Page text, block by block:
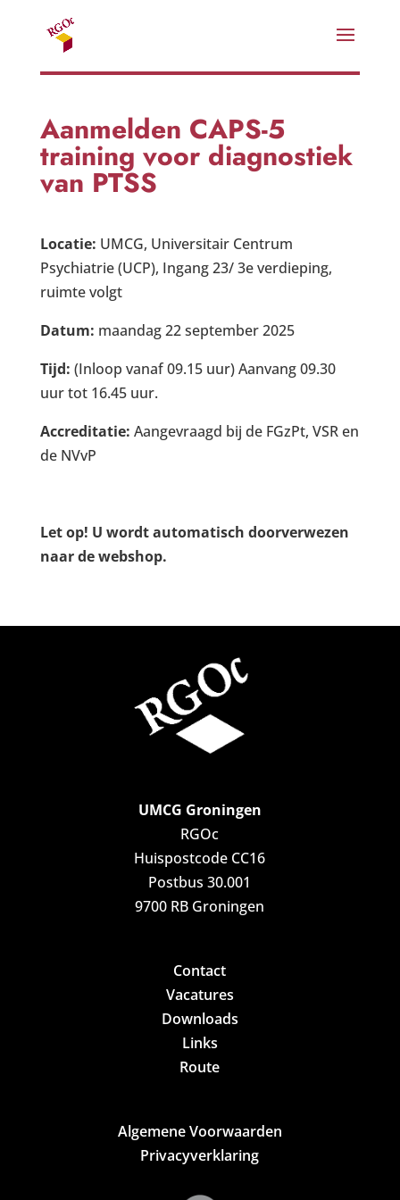
Aanmelden CAPS-5
training voor diagnostiek
van PTSS
Locatie: UMCG, Universitair Centrum
Psychiatrie (UCP), Ingang 23/ 3everdieping,
ruimte volgt
Datum: maandag 22 september 2025
Tijd: (Inloop vanaf 09.15 uur) Aanvang 09.30
uur tot 16.45 uur.
Accreditatie: Aangevraagd bij de FGzPt, VSR en
de NVvP
Let op! U wordt automatisch doorverwezen
naar de webshop.
UMCG Groningen
RGOc
Huispostcode CC16
Postbus 30.001
9700 RB Groningen
Contact
Vacatures
Downloads
Links
Route
Algemene Voorwaarden
Privacyverklaring